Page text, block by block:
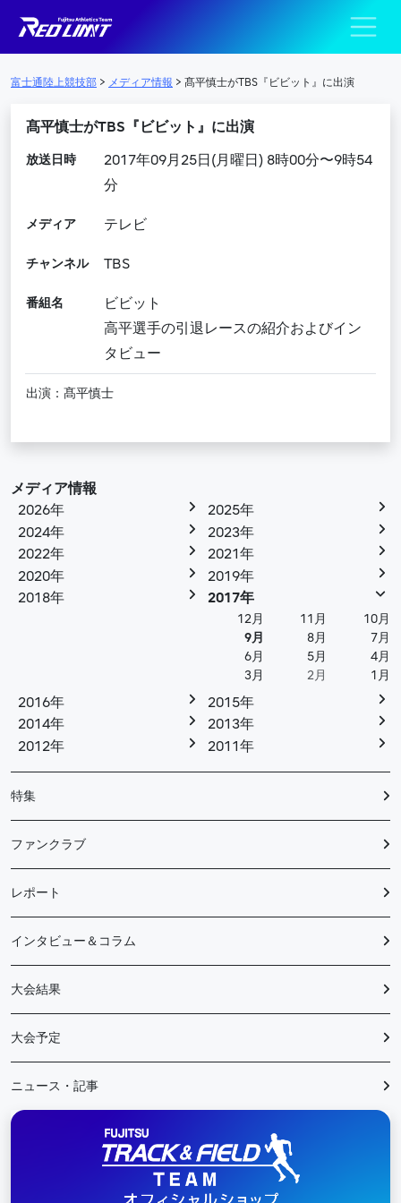
メインナビゲーション
陸上競技部 –
富士通陸上競技部 > メディア情報 > 髙平慎士がTBS『ビビット』に出演
髙平慎士がTBS『ビビット』に出演
放送日時
2017年09月25日(月曜日) 8時00分〜9時54
分
メディア テレビ
チャンネル TBS
番組名
ビビット
高平選手の引退レースの紹介およびイン
タビュー
出演：髙平慎士
メディア情報
2026年
2025年
2024年
2023年
2022年
2021年
2020年
2019年
2018年
2017年
12月 11月
10月
9月
8月
7月
6月
5月
4月
3月
2月 1月
2016年
2015年
2014年
2013年
2012年
2011年
特集
ファンクラブ
レポート
インタビュー＆コラム
大会結果
大会予定
ニュース・記事